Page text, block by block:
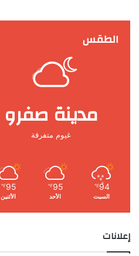
الطقس
مدينة صفرو
غيوم متفرقة
94
℉
السبت
95
℉
الأحد
95
℉
الأثنين
إعلانات